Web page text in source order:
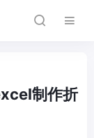
制作折